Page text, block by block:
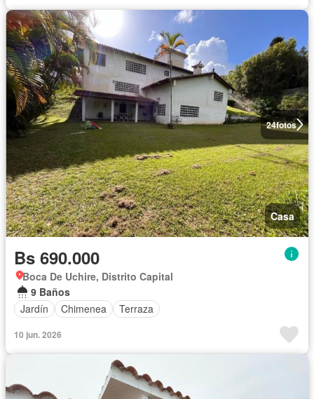
24fotos
Casa
Bs 690.000
Boca De Uchire, Distrito Capital
9 Baños
Jardín
Chimenea Terraza
10 jun. 2026